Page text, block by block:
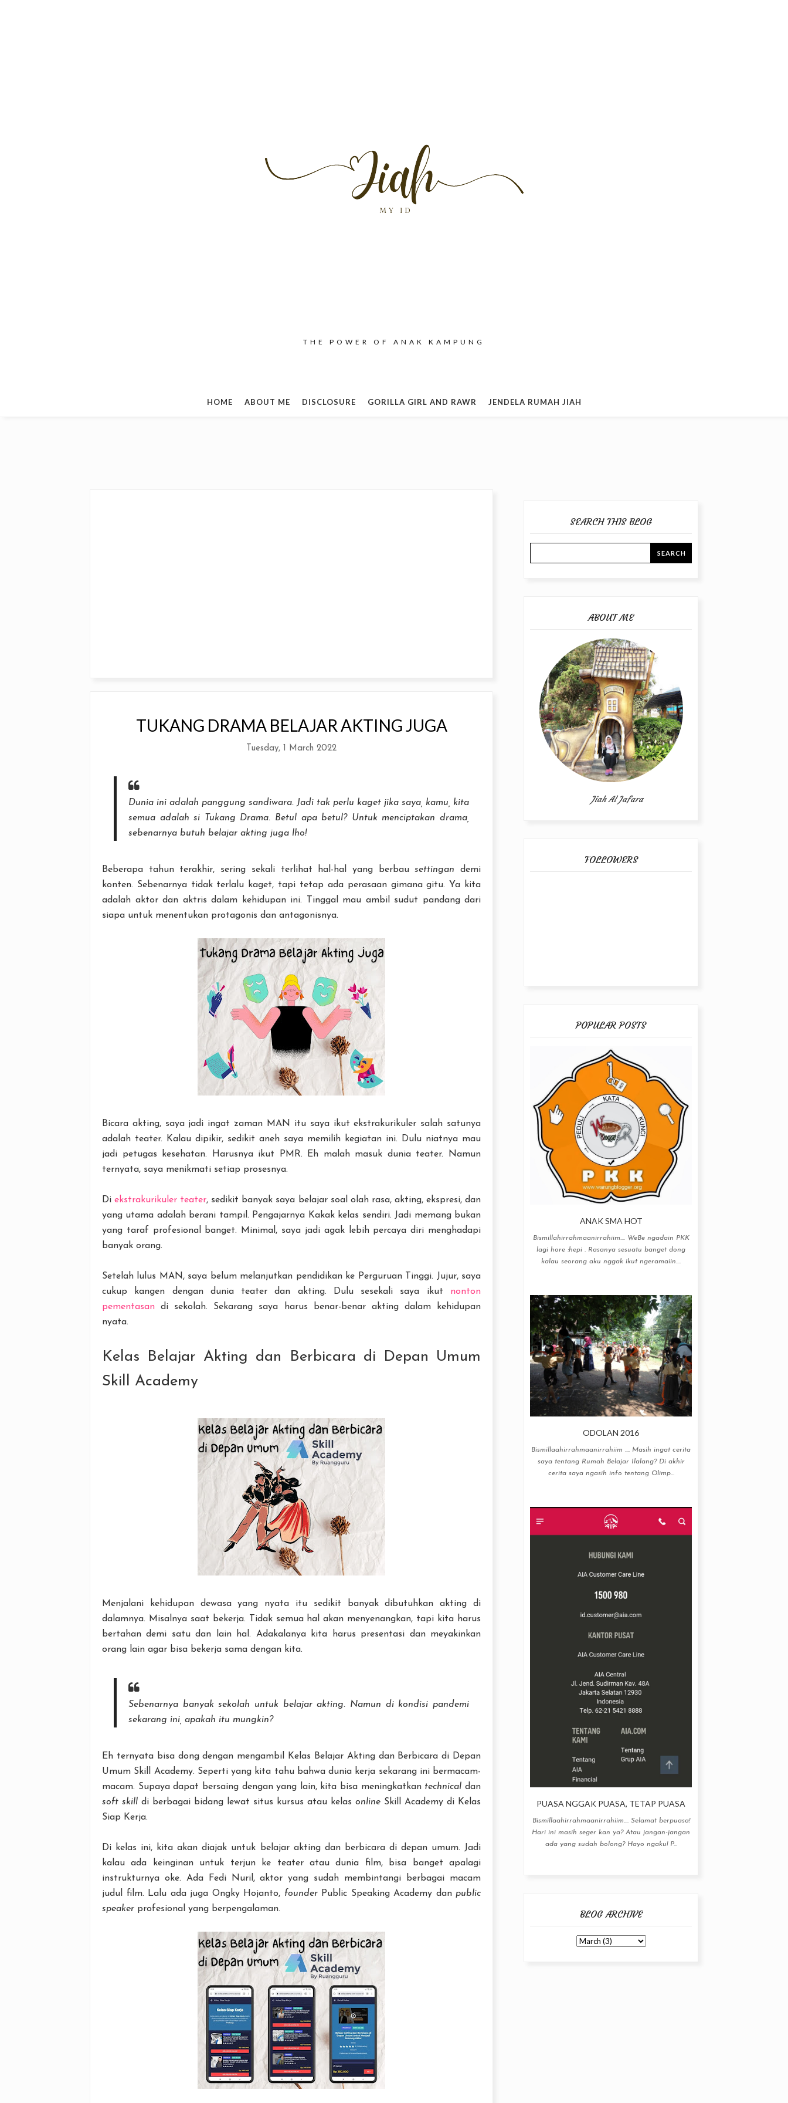
THE POWER OF ANAK KAMPUNG
HOME ABOUT ME DISCLOSURE GORILLA GIRL AND RAWR JENDELA RUMAH JIAH
TUKANG DRAMA BELAJAR AKTING JUGA
Tuesday, 1 March 2022
Dunia ini adalah panggung sandiwara. Jadi tak perlu kaget jika saya, kamu, kita
semua adalah si Tukang Drama. Betul apa betul? Untuk menciptakan drama,
sebenarnya butuh belajar akting juga lho!
Beberapa tahun terakhir, sering sekali terlihat hal-hal yang berbausettingan demi
konten. Sebenarnya tidak terlalu kaget, tapi tetap ada perasaan gimana gitu. Ya kita
adalah aktor dan aktris dalam kehidupan ini. Tinggal mau ambil sudut pandang dari
siapa untuk menentukan protagonis dan antagonisnya.
Bicara akting, saya jadi ingat zaman MAN itu saya ikut ekstrakurikuler salah satunya
adalah teater. Kalau dipikir, sedikit aneh saya memilih kegiatan ini. Dulu niatnya mau
jadi petugas kesehatan. Harusnya ikut PMR. Eh malah masuk dunia teater. Namun
ternyata, saya menikmati setiap prosesnya.
Diekstrakurikuler teater, sedikit banyak saya belajar soal olah rasa, akting, ekspresi, dan
yang utama adalah berani tampil. Pengajarnya Kakak kelas sendiri. Jadi memang bukan
yang taraf profesional banget. Minimal, saya jadi agak lebih percaya diri menghadapi
banyak orang.
Setelah lulus MAN, saya belum melanjutkan pendidikan ke Perguruan Tinggi. Jujur, saya
cukup kangen dengan dunia teater dan akting. Dulu sesekali saya ikut nonton
pementasan di sekolah. Sekarang saya harus benar-benar akting dalam kehidupan
nyata.
Kelas Belajar Akting dan Berbicara di Depan Umum
Skill Academy
Menjalani kehidupan dewasa yang nyata itu sedikit banyak dibutuhkan akting di
dalamnya. Misalnya saat bekerja. Tidak semua hal akan menyenangkan, tapi kita harus
bertahan demi satu dan lain hal. Adakalanya kita harus presentasi dan meyakinkan
orang lain agar bisa bekerja sama dengan kita.
Sebenarnya banyak sekolah untuk belajar akting. Namun di kondisi pandemi
sekarang ini, apakah itu mungkin?
Eh ternyata bisa dong dengan mengambil Kelas Belajar Akting dan Berbicara di Depan
Umum Skill Academy. Seperti yang kita tahu bahwa dunia kerja sekarang ini bermacam-
macam. Supaya dapat bersaing dengan yang lain, kita bisa meningkatkan technical dan
soft skill di berbagai bidang lewat situs kursus atau kelas online Skill Academy di Kelas
Siap Kerja.
Di kelas ini, kita akan diajak untuk belajar akting dan berbicara di depan umum. Jadi
kalau ada keinginan untuk terjun ke teater atau dunia film, bisa banget apalagi
instrukturnya oke. Ada Fedi Nuril, aktor yang sudah membintangi berbagai macam
judul film. Lalu ada juga Ongky Hojanto, founderPublic Speaking Academy dan public
speaker profesional yang berpengalaman.
SEARCH THIS BLOG
ABOUT ME
Jiah Al Jafara
FOLLOWERS
POPULAR POSTS
ANAK SMA HOT
Bismillahirrahmaanirrahiim…. WeBe ngadain PKK
lagi hore :hepi . Rasanya sesuatu banget dong
kalau seorang aku nggak ikut ngeramaiin....
ODOLAN 2016
Bismillaahirrahmaanirrahiim .... Masih ingat cerita
saya tentang Rumah Belajar Ilalang? Di akhir
cerita saya ngasih info tentang Olimp...
PUASA NGGAK PUASA, TETAP PUASA
Bismillaahirrahmaanirrahiim.... Selamat berpuasa!
Hari ini masih seger kan ya? Atau jangan-jangan
ada yang sudah bolong? Hayo ngaku! P...
BLOG ARCHIVE